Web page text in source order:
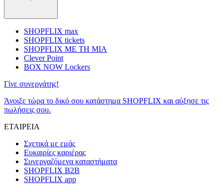
SHOPFLIX max
SHOPFLIX tickets
SHOPFLIX ΜΕ ΤΗ ΜΙΑ
Clever Point
BOX NOW Lockers
Γίνε συνεργάτης!
Άνοιξε τώρα το δικό σου κατάστημα SHOPFLIX και αύξησε τις
πωλήσεις σου.
ΕΤΑΙΡΕΙΑ
Σχετικά με εμάς
Ευκαιρίες καριέρας
Συνεργαζόμενα καταστήματα
SHOPFLIX B2B
SHOPFLIX app